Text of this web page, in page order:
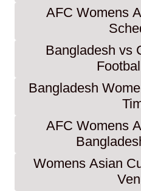
AFC Womens
Bangladesh vs
Bangladesh
AFC Womens
Womens Asian